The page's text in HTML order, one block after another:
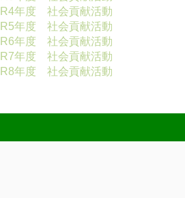
R4年度 社会貢献活動
R5年度 社会貢献活動
R6年度 社会貢献活動
R7年度 社会貢献活動
R8年度 社会貢献活動